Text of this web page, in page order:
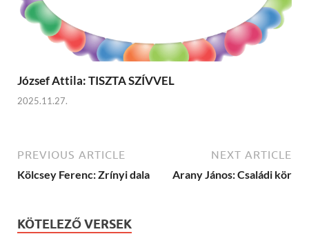
József Attila: TISZTA SZÍVVEL
2025.11.27.
PREVIOUS ARTICLE
Kölcsey Ferenc: Zrínyi dala
NEXT ARTICLE
Arany János: Családi kör
KÖTELEZŐ VERSEK